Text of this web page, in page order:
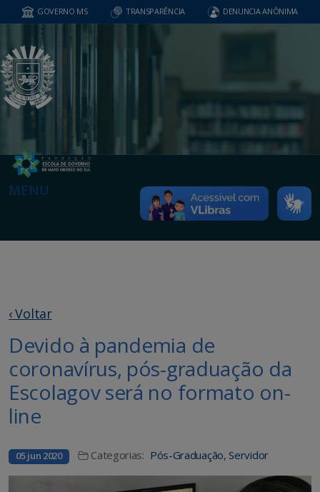
GOVERNO MS TRANSPARÊNCIA DENUNCIA ANÔNIMA
MENU
‹ Voltar
Devido à pandemia de
coronavírus, pós-graduação da
Escolagov será no formato on-
line
05 jun 2020 Categorias: Pós-Graduação, Servidor